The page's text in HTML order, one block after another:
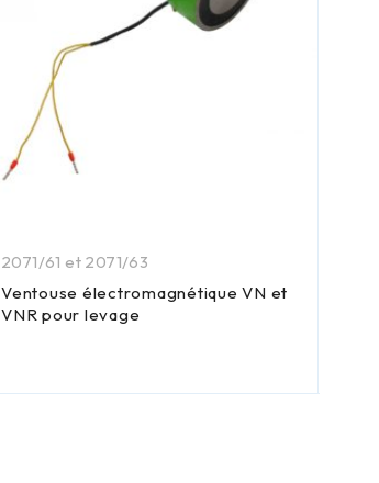
2071/61 et 2071/63
Ventouse électromagnétique VN et
VNR pour levage